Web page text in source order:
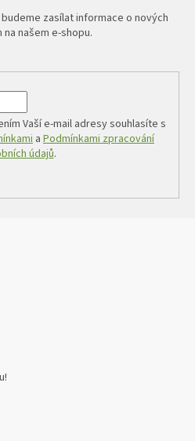
zasílat informace o nových
našem e-shopu.
Vaší e-mail adresy souhlasíte s
a Podmínkami zpracování
údajů.